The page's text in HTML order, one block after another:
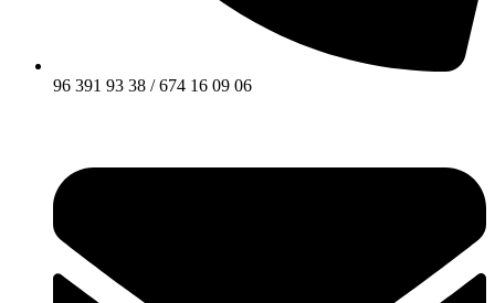
96 391 93 38 / 674 16 09 06